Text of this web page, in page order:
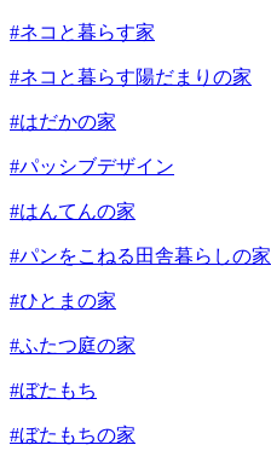
#ネコと暮らす家
#ネコと暮らす陽だまりの家
#はだかの家
#パッシブデザイン
#はんてんの家
#パンをこねる田舎暮らしの家
#ひとまの家
#ふたつ庭の家
#ぼたもち
#ぼたもちの家